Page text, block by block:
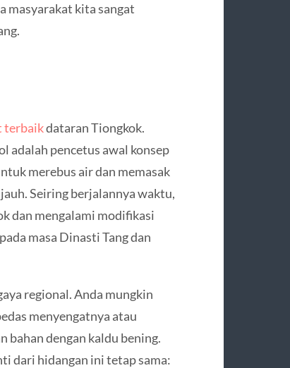
masyarakat kita sangat
terbaikdataran Tiongkok.
adalah pencetus awal konsep
merebus air dan memasak
Seiring berjalannya waktu,
dan mengalami modifikasi
masa Dinasti Tang dan
regional. Anda mungkin
menyengatnya atau
bahan dengan kaldu bening.
dari hidangan ini tetap sama: